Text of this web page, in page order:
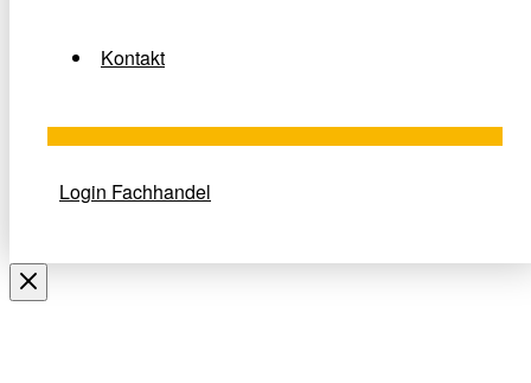
Kontakt
Login Fachhandel